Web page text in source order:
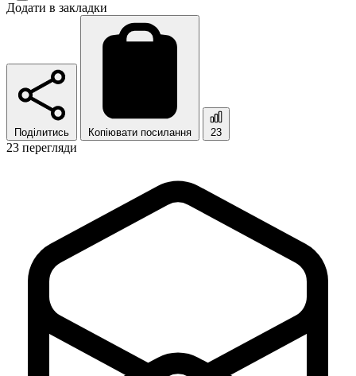
Додати в закладки
Поділитись Копіювати посилання 23
23 перегляди